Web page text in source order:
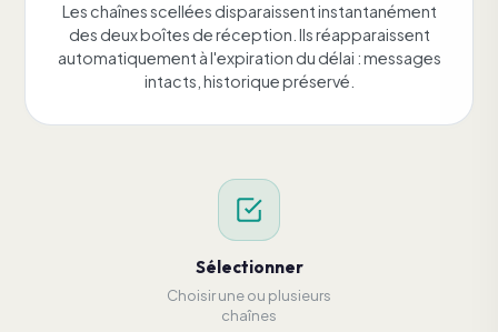
Les chaînes scellées disparaissent instantanément
des deux boîtes de réception. Ils réapparaissent
automatiquement à l'expiration du délai : messages
intacts, historique préservé.
Sélectionner
Choisir une ou plusieurs
chaînes